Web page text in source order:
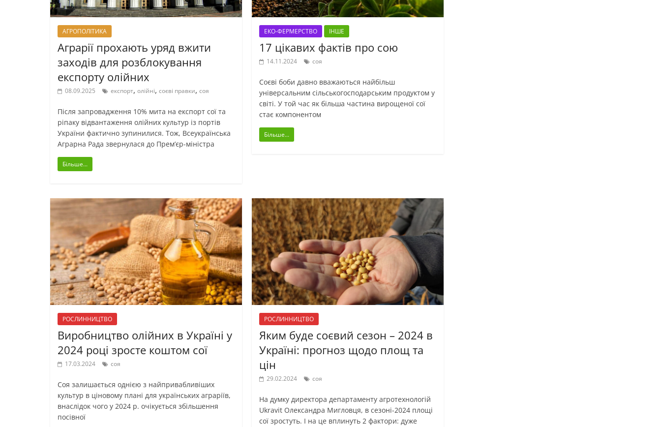
АГРОПОЛІТИКА
Аграрії прохають уряд вжити
заходів для розблокування
експорту олійних
08.09.2025 експорт, олійні, соєві правки, соя
Після запровадження 10% мита на експорт сої та
ріпаку відвантаження олійних культур із портів
України фактично зупинилися. Тож, Всеукраїнська
Аграрна Рада звернулася до Прем’єр-міністра
Більше...
ЕКО-ФЕРМЕРСТВО ІНШЕ
17 цікавих фактів про сою
14.11.2024 соя
Соєві боби давно вважаються найбільш
універсальним сільськогосподарським продуктом у
світі. У той час як більша частина вирощеної сої
стає компонентом
Більше...
РОСЛИННИЦТВО
Виробництво олійних в Україні у
2024 році зросте коштом сої
17.03.2024 соя
Соя залишається однією з найпривабливіших
культур в ціновому плані для українських аграріїв,
внаслідок чого у 2024 р. очікується збільшення
посівної
РОСЛИННИЦТВО
Яким буде соєвий сезон – 2024 в
Україні: прогноз щодо площ та
цін
29.02.2024 соя
На думку директора департаменту агротехнологій
Ukravit Олександра Мигловця, в сезоні-2024 площі
сої зростуть. І на це вплинуть 2 фактори: дуже